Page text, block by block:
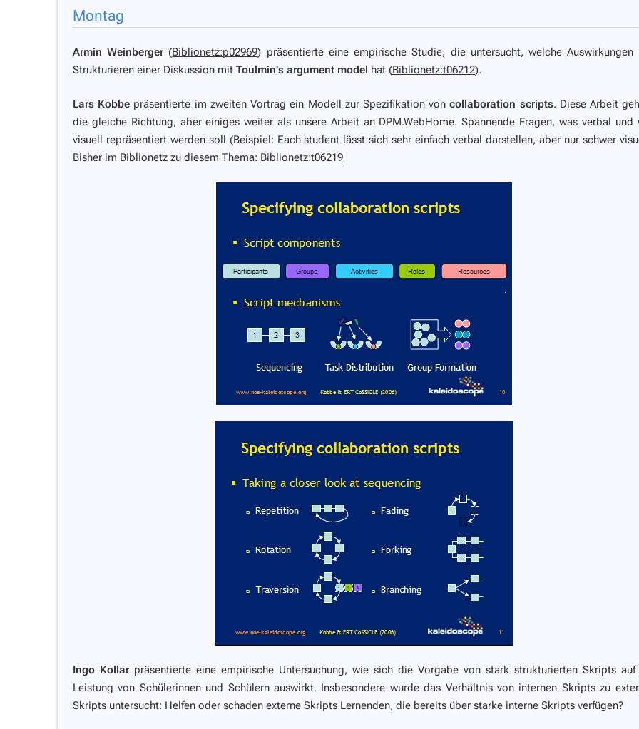
Montag
Armin Weinberger (Biblionetz:p02969) präsentierte eine empirische Studie, die untersucht, welche Auswirkungen
Strukturieren einer Diskussion mit Toulmin's argument model hat (Biblionetz:t06212).
Lars Kobbe präsentierte im zweiten Vortrag ein Modell zur Spezifikation voncollaboration scripts. Diese Arbeit
die gleiche Richtung, aber einiges weiter als unsere Arbeit an DPM.WebHome. Spannende Fragen, was verbal und
visuell repräsentiert werden soll (Beispiel: Each student lässt sich sehr einfach verbal darstellen, aber nur schwer
Bisher im Biblionetz zu diesem Thema: Biblionetz:t06219
Ingo Kollar präsentierte eine empirische Untersuchung, wie sich die Vorgabe von stark strukturierten Skripts
Leistung von Schülerinnen und Schülern auswirkt. Insbesondere wurde das Verhältnis von internen Skripts zu
Skripts untersucht: Helfen oder schaden externe Skripts Lernenden, die bereits über starke interne Skripts verfügen?